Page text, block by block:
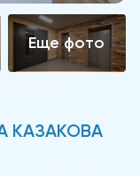
КАЗАКОВА